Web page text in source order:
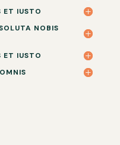
ET IUSTO
NOBIS
ET IUSTO